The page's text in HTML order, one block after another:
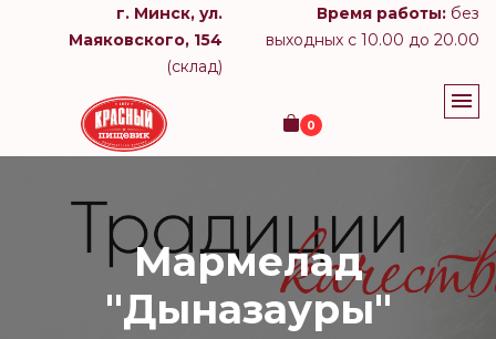
г. Минск, ул.
Маяковского, 154
(склад)
Время работы: без
выходных с 10.00 до 20.00
0
Мармелад
"Дыназауры"